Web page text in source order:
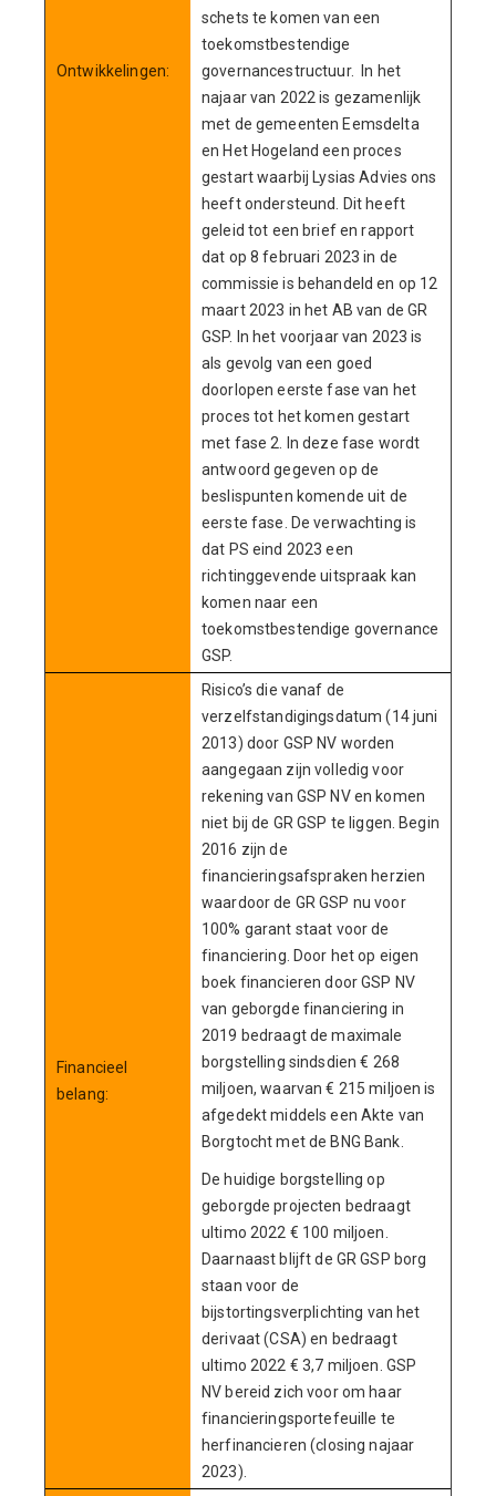
Ontwikkelingen:
schets te komen van een
toekomstbestendige
governancestructuur. In het
najaar van 2022 is gezamenlijk
met de gemeenten Eemsdelta
en Het Hogeland een proces
gestart waarbij Lysias Advies ons
heeft ondersteund. Dit heeft
geleid tot een brief en rapport
dat op 8 februari 2023 in de
commissie is behandeld en op 12
maart 2023 in het AB van de GR
GSP. In het voorjaar van 2023 is
als gevolg van een goed
doorlopen eerste fase van het
proces tot het komen gestart
met fase 2. In deze fase wordt
antwoord gegeven op de
beslispunten komende uit de
eerste fase. De verwachting is
dat PS eind 2023 een
richtinggevende uitspraak kan
komen naar een
toekomstbestendige governance
GSP.
Financieel
belang:
Risico’s die vanaf de
verzelfstandigingsdatum (14 juni
2013) door GSP NV worden
aangegaan zijn volledig voor
rekening van GSP NV en komen
niet bij de GR GSP te liggen. Begin
2016 zijn de
financieringsafspraken herzien
waardoor de GR GSP nu voor
100% garant staat voor de
financiering. Door het op eigen
boek financieren door GSP NV
van geborgde financiering in
2019 bedraagt de maximale
borgstelling sindsdien € 268
miljoen, waarvan € 215 miljoen is
afgedekt middels een Akte van
Borgtocht met de BNG Bank.
De huidige borgstelling op
geborgde projecten bedraagt
ultimo 2022 € 100 miljoen.
Daarnaast blijft de GR GSP borg
staan voor de
bijstortingsverplichting van het
derivaat (CSA) en bedraagt
ultimo 2022 € 3,7 miljoen. GSP
NV bereid zich voor om haar
financieringsportefeuille te
herfinancieren (closing najaar
2023).